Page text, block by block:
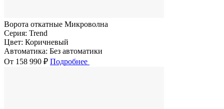
Ворота откатные Микроволна
Серия: Trend
Цвет: Коричневый
Автоматика: Без автоматики
От 158 990 ₽ Подробнее